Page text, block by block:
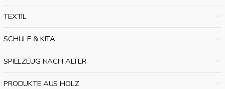
TEXTIL
SCHULE & KITA
SPIELZEUG NACH ALTER
PRODUKTE AUS HOLZ